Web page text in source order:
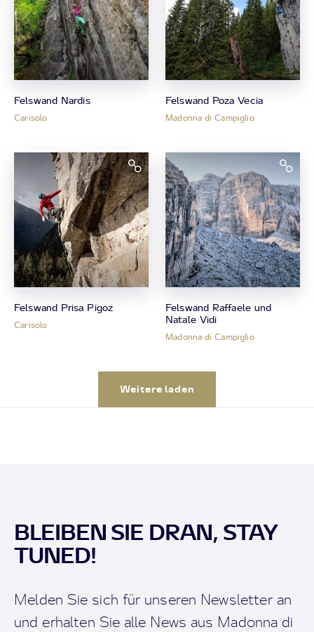
Felswand Nardis
Carisolo
Felswand Poza Vecia
Madonna di Campiglio
Felswand Prisa Pigoz
Carisolo
Felswand Raffaele und
Natale Vidi
Madonna di Campiglio
Weitere laden
BLEIBEN SIE DRAN, STAY
TUNED!
Melden Sie sich für unseren Newsletter an
und erhalten Sie alle News aus Madonna di